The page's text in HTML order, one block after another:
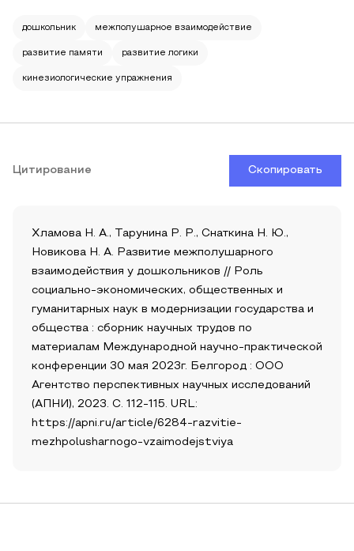
дошкольник межполушарное взаимодействие
развитие памяти развитие логики
кинезиологические упражнения
Цитирование Скопировать
Хламова Н. А., Тарунина Р. Р., Снаткина Н. Ю.,
Новикова Н. А. Развитие межполушарного
взаимодействия у дошкольников // Роль
социально-экономических, общественных и
гуманитарных наук в модернизации государства и
общества : сборник научных трудов по
материалам Международной научно-практической
конференции 30 мая 2023г. Белгород : ООО
Агентство перспективных научных исследований
(АПНИ), 2023. С. 112-115. URL:
https://apni.ru/article/6284-razvitie-
mezhpolusharnogo-vzaimodejstviya